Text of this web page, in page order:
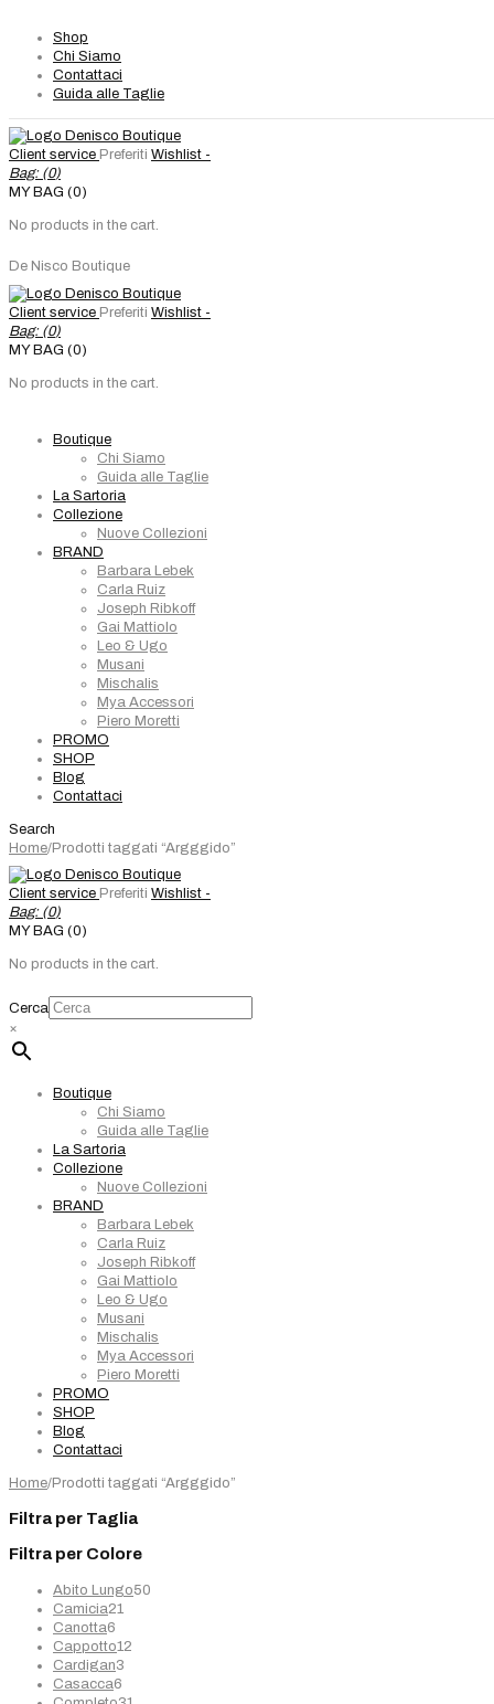
Shop
Chi Siamo
Contattaci
Guida alle Taglie
Client service Preferiti Wishlist -
Bag: (0)
MY BAG (0)
No products in the cart.
De Nisco Boutique
Client service Preferiti Wishlist -
Bag: (0)
MY BAG (0)
No products in the cart.
Boutique
Chi Siamo
Guida alle Taglie
La Sartoria
Collezione
Nuove Collezioni
BRAND
Barbara Lebek
Carla Ruiz
Joseph Ribkoff
Gai Mattiolo
Leo & Ugo
Musani
Mischalis
Mya Accessori
Piero Moretti
PROMO
SHOP
Blog
Contattaci
Search
Home/Prodotti taggati “Argggido”
Client service Preferiti Wishlist -
Bag: (0)
MY BAG (0)
No products in the cart.
Cerca
×
Boutique
Chi Siamo
Guida alle Taglie
La Sartoria
Collezione
Nuove Collezioni
BRAND
Barbara Lebek
Carla Ruiz
Joseph Ribkoff
Gai Mattiolo
Leo & Ugo
Musani
Mischalis
Mya Accessori
Piero Moretti
PROMO
SHOP
Blog
Contattaci
Home/Prodotti taggati “Argggido”
Filtra per Taglia
Filtra per Colore
Abito Lungo50
Camicia21
Canotta6
prodotti
Cappotto12
Cardigan3
Casacca6